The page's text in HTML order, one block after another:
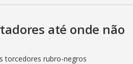
até onde não
torcedores rubro-negros